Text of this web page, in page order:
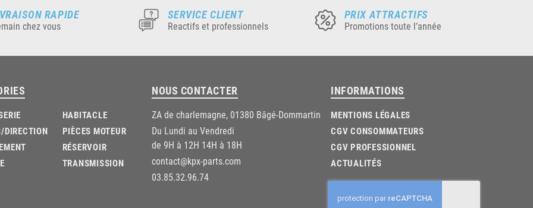
RAPIDE
chez vous
SERVICE CLIENT
Reactifs et professionnels
PRIX ATTRACTIFS
Promotions toute l’année
DIRECTION
HABITACLE
PIÈCES MOTEUR
RÉSERVOIR
TRANSMISSION
NOUS CONTACTER
ZA de charlemagne, 01380 Bâgé-Dommartin
Du Lundi au Vendredi
de 9H à 12H 14H à 18H
contact@kpx-parts.com
03.85.32.96.74
INFORMATIONS
MENTIONS LÉGALES
CGV CONSOMMATEURS
CGV PROFESSIONNEL
ACTUALITÉS